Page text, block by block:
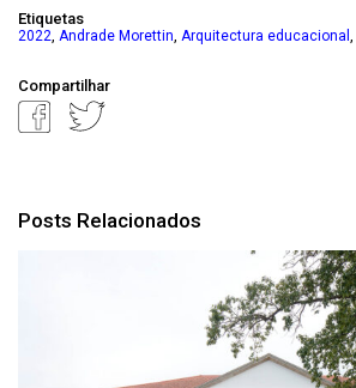
Etiquetas
2022 Andrade Morettin Arquitectura educacional
Compartilhar
Posts Relacionados